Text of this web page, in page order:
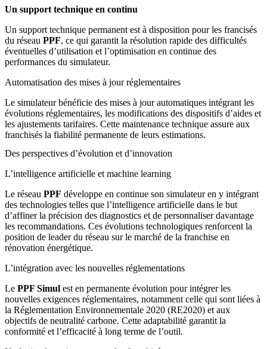
Un support technique en continu
Un support technique permanent est à disposition pour les francisés
du réseau PPF, ce qui garantit la résolution rapide des difficultés
éventuelles d’utilisation et l’optimisation en continue des
performances du simulateur.
Automatisation des mises à jour réglementaires
Le simulateur bénéficie des mises à jour automatiques intégrant les
évolutions réglementaires, les modifications des dispositifs d’aides et
les ajustements tarifaires. Cette maintenance technique assure aux
franchisés la fiabilité permanente de leurs estimations.
Des perspectives d’évolution et d’innovation
L’intelligence artificielle et machine learning
Le réseau PPF développe en continue son simulateur en y intégrant
des technologies telles que l’intelligence artificielle dans le but
d’affiner la précision des diagnostics et de personnaliser davantage
les recommandations. Ces évolutions technologiques renforcent la
position de leader du réseau sur le marché de la franchise en
rénovation énergétique.
L’intégration avec les nouvelles réglementations
Le PPF Simul est en permanente évolution pour intégrer les
nouvelles exigences réglementaires, notamment celle qui sont liées à
la Réglementation Environnementale 2020 (RE2020) et aux
objectifs de neutralité carbone. Cette adaptabilité garantit la
conformité et l’efficacité à long terme de l’outil.